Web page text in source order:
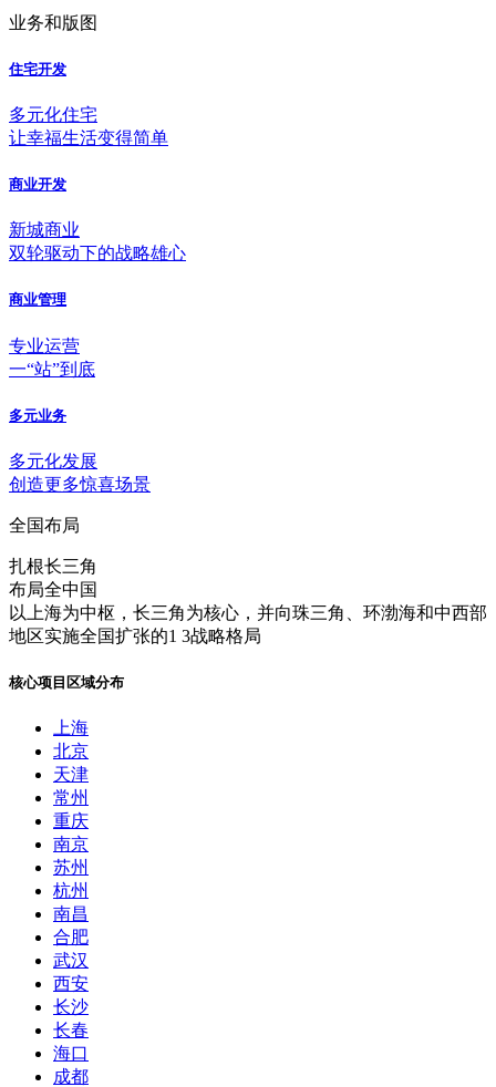
业务和版图
住宅开发
多元化住宅
让幸福生活变得简单
商业开发
新城商业
双轮驱动下的战略雄心
商业管理
专业运营
一“站”到底
多元业务
多元化发展
创造更多惊喜场景
全国布局
扎根长三角
布局全中国
以上海为中枢，长三角为核心，并向珠三角、环渤海和中西部
地区实施全国扩张的1 3战略格局
核心项目区域分布
上海
北京
天津
常州
重庆
南京
苏州
杭州
南昌
合肥
武汉
西安
长沙
长春
海口
成都